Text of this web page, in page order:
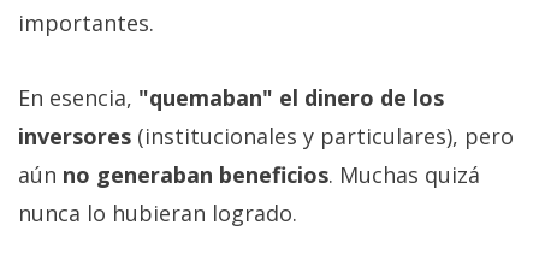
importantes.
En esencia, "quemaban" el dinero de los
inversores (institucionales y particulares), pero
aún no generaban beneficios. Muchas quizá
nunca lo hubieran logrado.